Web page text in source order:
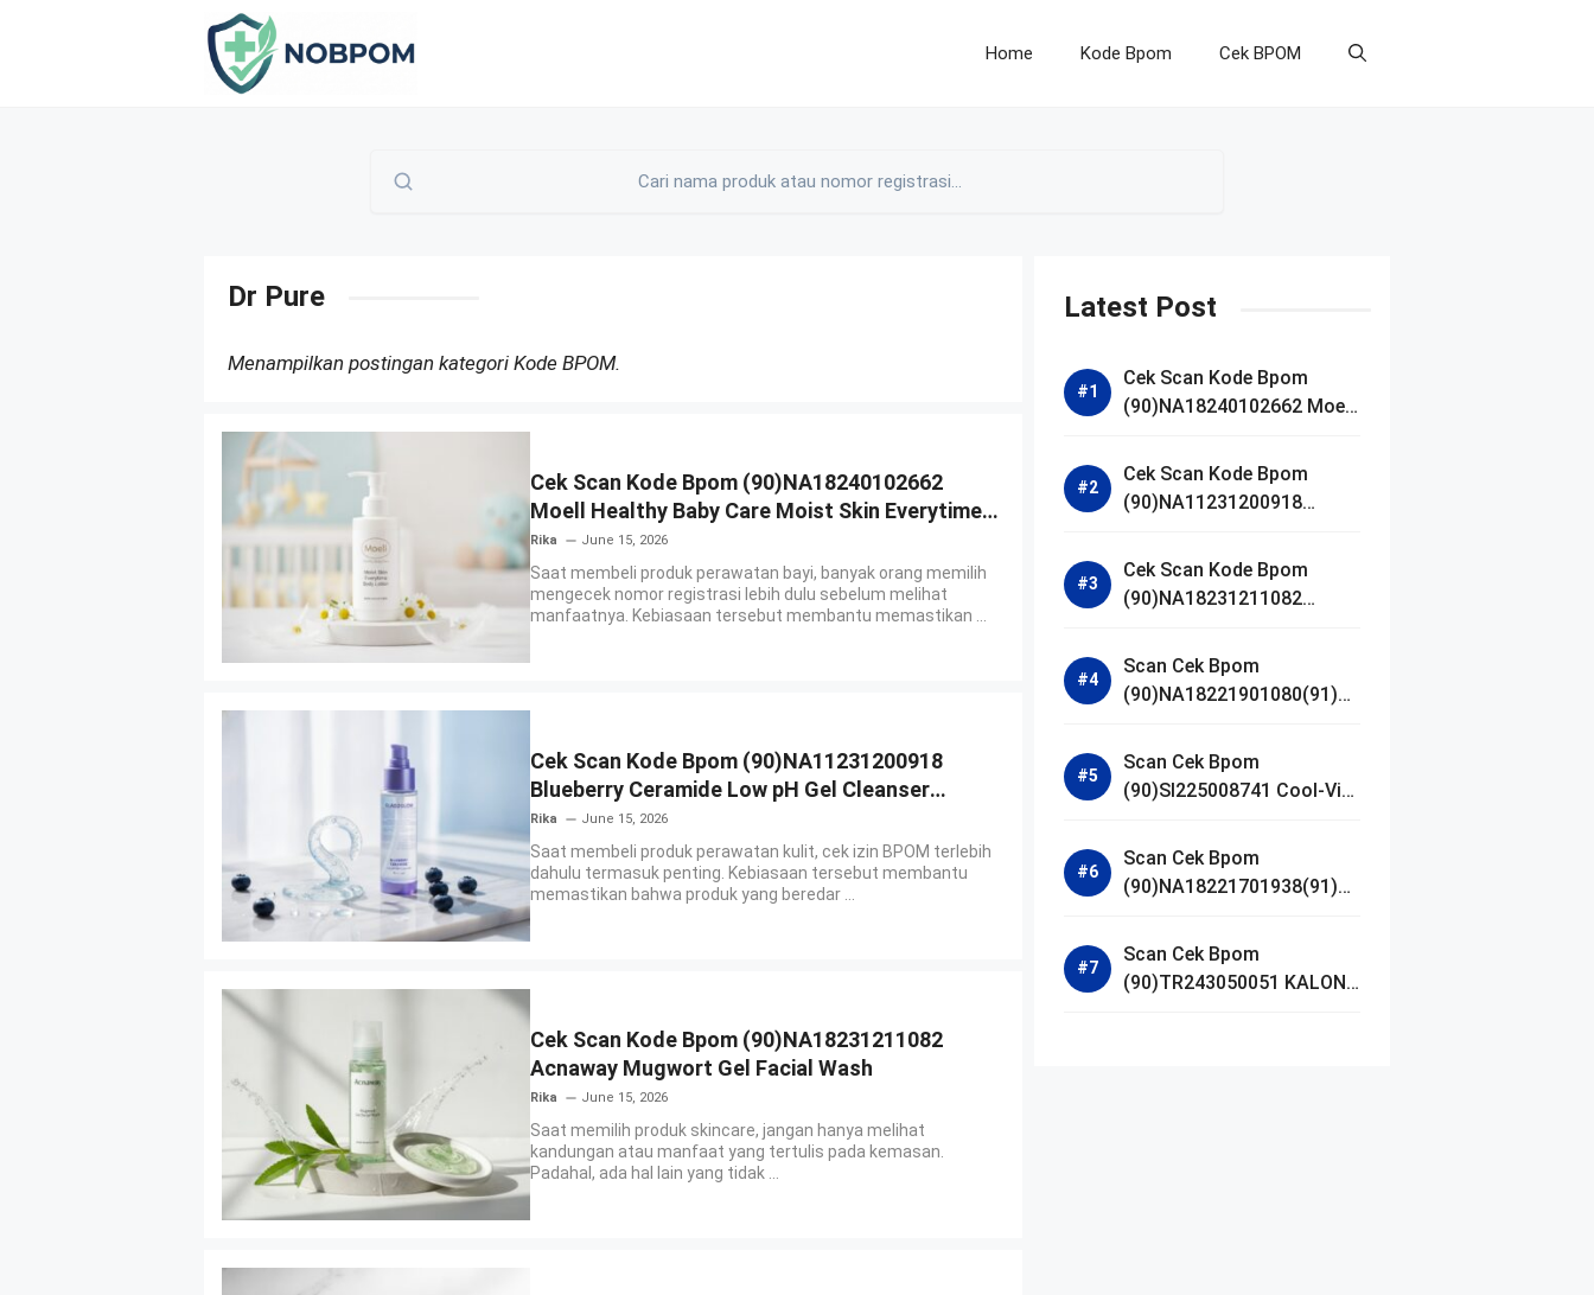
Home Kode Bpom Cek BPOM
Dr Pure
Menampilkan postingan kategori Kode BPOM.
Cek Scan Kode Bpom (90)NA18240102662
Moell Healthy Baby Care Moist Skin Everytime
Body Lotion
Rika June 15, 2026
Saat membeli produk perawatan bayi, banyak orang memilih
mengecek nomor registrasi lebih dulu sebelum melihat
manfaatnya. Kebiasaan tersebut membantu memastikan ...
Cek Scan Kode Bpom (90)NA11231200918
Blueberry Ceramide Low pH Gel Cleanser
GLAD2GLOW
Rika June 15, 2026
Saat membeli produk perawatan kulit, cek izin BPOM terlebih
dahulu termasuk penting. Kebiasaan tersebut membantu
memastikan bahwa produk yang beredar ...
Cek Scan Kode Bpom (90)NA18231211082
Acnaway Mugwort Gel Facial Wash
Rika June 15, 2026
Saat memilih produk skincare, jangan hanya melihat
kandungan atau manfaat yang tertulis pada kemasan.
Padahal, ada hal lain yang tidak ...
Latest Post
Cek Scan Kode Bpom
(90)NA18240102662 Moell
Skin Everytime Body
Lotion
Cek Scan Kode Bpom
(90)NA11231200918
Gel Cleanser GLAD2GLOW
Cek Scan Kode Bpom
(90)NA18231211082
Facial Wash
Scan Cek Bpom
(90)NA18221901080(91)25
White AHA Body Serum
Scan Cek Bpom
(90)SI225008741 Cool-Vita
Tablets
Scan Cek Bpom
(90)NA18221701938(91)25
Acne Sunscreen
Moisturiser SPF 35
Scan Cek Bpom
(90)TR243050051 KALON